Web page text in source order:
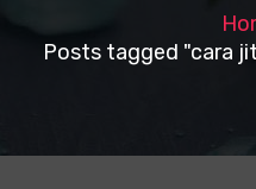
Posts tagged "cara